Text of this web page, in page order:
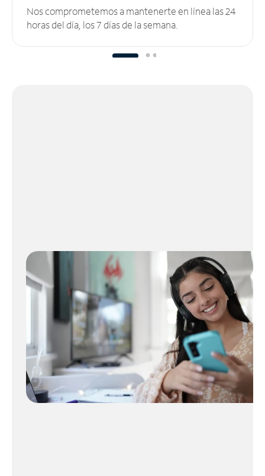
Nos comprometemos a mantenerte en línea las 24
horas del día, los 7 días de la semana.